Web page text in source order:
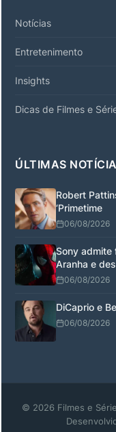
Notícias
Entretenimento
Insights
Dicas de Filmes e
ÚLTIMAS
Robert
‘Primetime
06/08/2026
Sony admite
Aranha e
06/08/2026
DiCaprio e
06/08/2026
© 2026 Filmes e